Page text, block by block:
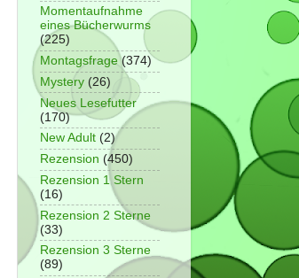
Momentaufnahme
eines Bücherwurms
(225)
Montagsfrage (374)
Mystery (26)
Neues Lesefutter
(170)
New Adult (2)
Rezension (450)
Rezension 1 Stern
(16)
Rezension 2 Sterne
(33)
Rezension 3 Sterne
(89)